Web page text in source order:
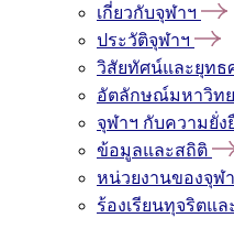
เกี่ยวกับจุฬาฯ
ประวัติจุฬาฯ
วิสัยทัศน์และยุทธ
อัตลักษณ์มหาวิท
จุฬาฯ กับความยั่ง
ข้อมูลและสถิติ
หน่วยงานของจุฬ
ร้องเรียนทุจริตแ